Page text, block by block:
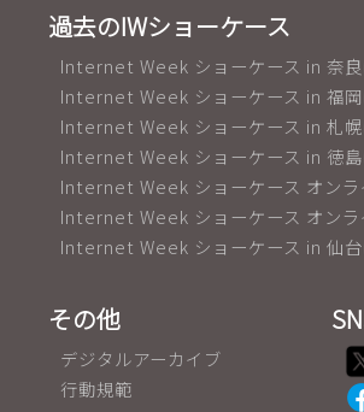
過去のIWショーケース
Internet Week ショーケース in 奈
Internet Week ショーケース in 福
Internet Week ショーケース in 札
Internet Week ショーケース in 徳
Internet Week ショーケース オンラ
Internet Week ショーケース オンラ
Internet Week ショーケース in 仙
その他
デジタルアーカイブ
行動規範